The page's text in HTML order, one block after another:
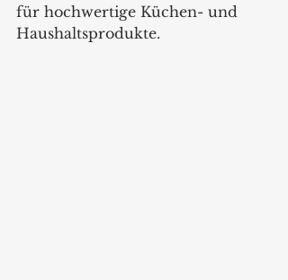
für hochwertige Küchen- und
Haushaltsprodukte.